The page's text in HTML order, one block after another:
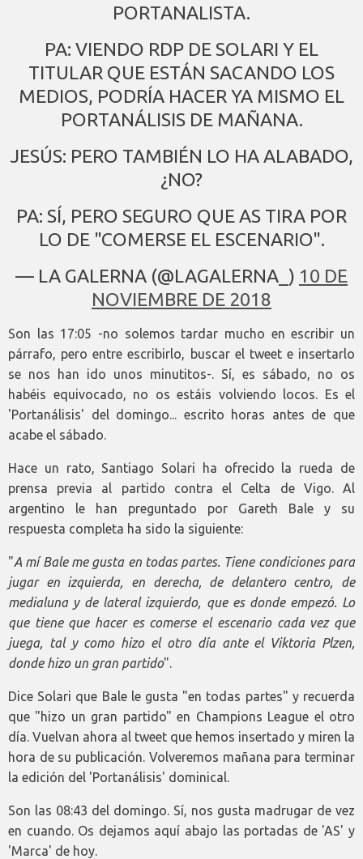
PORTANALISTA.
PA: VIENDO RDP DE SOLARI Y EL
TITULAR QUE ESTÁN SACANDO LOS
MEDIOS, PODRÍA HACER YA MISMO EL
PORTANÁLISIS DE MAÑANA.
JESÚS: PERO TAMBIÉN LO HA ALABADO,
¿NO?
PA: SÍ, PERO SEGURO QUE AS TIRA POR
LO DE "COMERSE EL ESCENARIO".
— LA GALERNA (@LAGALERNA_) 10 DE
NOVIEMBRE DE 2018
Son las 17:05 -no solemos tardar mucho en escribir un
párrafo, pero entre escribirlo, buscar el tweet e insertarlo
se nos han ido unos minutitos-. Sí, es sábado, no os
habéis equivocado, no os estáis volviendo locos. Es el
'Portanálisis' del domingo... escrito horas antes de que
acabe el sábado.
Hace un rato, Santiago Solari ha ofrecido la rueda de
prensa previa al partido contra el Celta de Vigo. Al
argentino le han preguntado por Gareth Bale y su
respuesta completa ha sido la siguiente:
"A mí Bale me gusta en todas partes. Tiene condiciones para
jugar en izquierda, en derecha, de delantero centro, de
medialuna y de lateral izquierdo, que es donde empezó. Lo
que tiene que hacer es comerse el escenario cada vez que
juega, tal y como hizo el otro día ante el Viktoria Plzen,
donde hizo un gran partido".
Dice Solari que Bale le gusta "en todas partes" y recuerda
que "hizo un gran partido" en Champions League el otro
día. Vuelvan ahora al tweet que hemos insertado y miren la
hora de su publicación. Volveremos mañana para terminar
la edición del 'Portanálisis' dominical.
Son las 08:43 del domingo. Sí, nos gusta madrugar de vez
en cuando. Os dejamos aquí abajo las portadas de 'AS' y
'Marca' de hoy.